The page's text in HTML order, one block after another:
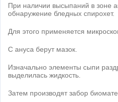
При наличии высыпаний в зоне
обнаружение бледных спирохет.
Для этого применяется
С ануса берут мазок.
Изначально элементы сыпи
выделилась жидкость.
Затем производят забор